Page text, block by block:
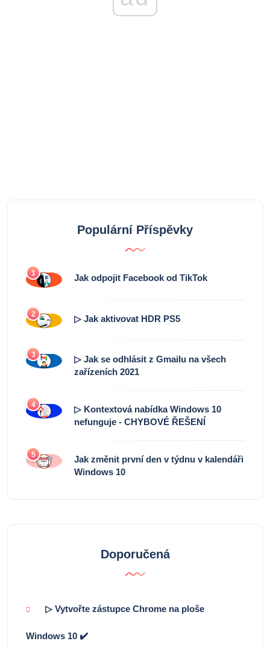
Populární Příspěvky
1 Jak odpojit Facebook od TikTok
2 ▷ Jak aktivovat HDR PS5
3
▷ Jak se odhlásit z Gmailu na všech
zařízeních 2021
4
▷ Kontextová nabídka Windows 10
nefunguje - CHYBOVÉ ŘEŠENÍ
5
Jak změnit první den v týdnu v kalendáři
Windows 10
Doporučená
▷ Vytvořte zástupce Chrome na ploše
Windows 10 ✔️